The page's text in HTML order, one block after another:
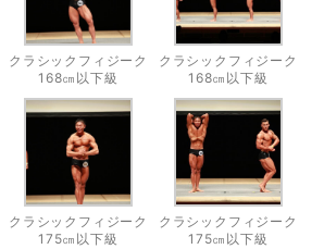
クラシックフィジーク
168㎝以下級
クラシックフィジーク
168㎝以下級
クラシックフィジーク
175㎝以下級
クラシックフィジーク
175㎝以下級